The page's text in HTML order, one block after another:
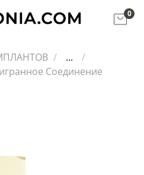
0
...
Соединение